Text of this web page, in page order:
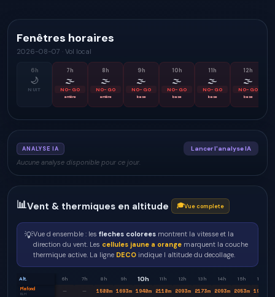
Fenêtres horaires
2026-08-07 · Vol local
6h
🌙
NUIT
7h
🌫
NO-GO
arrière
8h
🌫
NO-GO
arrière
9h
🌫
NO-GO
base
10h
🌫
NO-GO
base
11h
🌫
NO-GO
base
12h
🌫
NO-GO
base
ANALYSE IA Lancer l'analyse IA
Aucune analyse disponible pour ce jour.
📊Vent & thermiques en altitude 🎓Vue complete
💡Vue d ensemble : les fleches colorees montrent la vitesse et la
direction du vent. Les cellules jaune a orange marquent la couche
thermique active. La ligne DECO indique l altitude du decollage.
Alt. 6h 7h 8h 9h 10h 11h 12h 13h 14h 15h 16h
Plafond
BLH — — 1588m 1693m 1948m 2118m 2093m 2173m 2093m 2053m 1998